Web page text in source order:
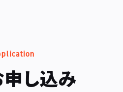
し込み